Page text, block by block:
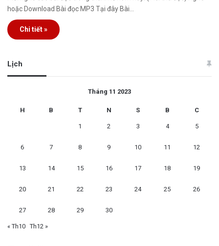
hoặc Download Bài đọc MP3 Tại đây Bài…
Chi tiết »
Lịch
Tháng 11 2023
H B T N S B C
1 2 3 4 5
6 7 8 9 10 11 12
13 14 15 16 17 18 19
20 21 22 23 24 25 26
27 28 29 30
« Th10 Th12 »